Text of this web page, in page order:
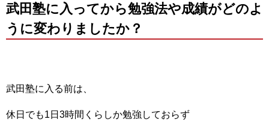
武田塾に入ってから勉強法や成績がどのよ
うに変わりましたか？
武田塾に入る前は、
休日でも1日3時間くらしか勉強しておらず